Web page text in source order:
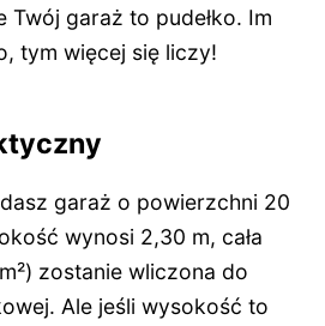
Twój garaż to pudełko. Im
tym więcej się liczy!
garaż o powierzchni 20
wynosi 2,30 m, cała
zostanie wliczona do
Ale jeśli wysokość to